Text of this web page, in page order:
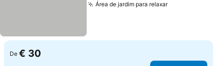
Área de jardim para relaxar
De € 30